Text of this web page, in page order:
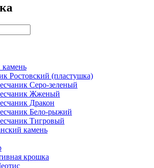
Ростовский (пластушка)
Серо-зеленый
Жженый
Дракон
Бело-рыжий
Тигровый
камень
крошка